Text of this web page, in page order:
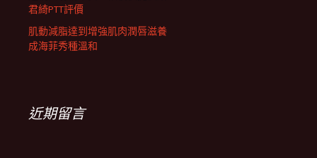
君綺PTT評價
肌動減脂達到增強肌肉潤唇滋養
成海菲秀種溫和
近期留言